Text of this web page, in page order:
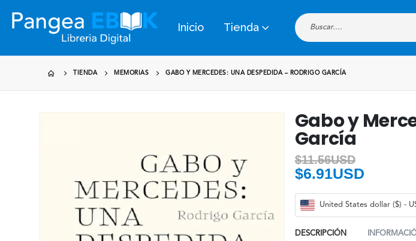
Inicio Tienda
TIENDA MEMORIAS GABO Y MERCEDES: UNA DESPEDIDA – RODRIGO GARCÍA
Gabo y
García
$11.56USD
$6.91USD
United States dollar ($) -
DESCRIPCIÓN